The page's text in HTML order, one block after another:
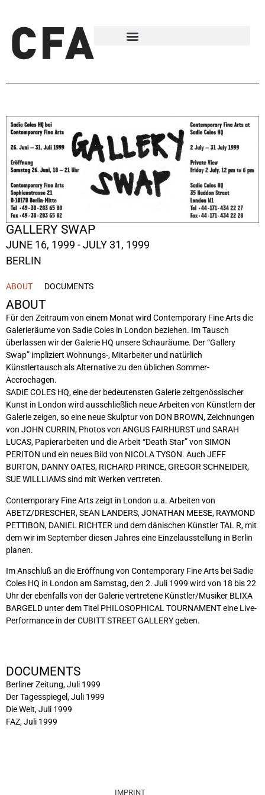
GALLERY SWAP
JUNE 16, 1999 - JULY 31, 1999
BERLIN
ABOUT DOCUMENTS
ABOUT
Für den Zeitraum von einem Monat wird Contemporary Fine Arts die
Galerieräume von Sadie Coles in London beziehen. Im Tausch
überlassen wir der Galerie HQ unsere Schauräume. Der “Gallery
Swap” impliziert Wohnungs-, Mitarbeiter und natürlich
Künstlertausch als Alternative zu den üblichen Sommer-
Accrochagen.
SADIE COLES HQ, eine der bedeutensten Galerie zeitgenössischer
Kunst in London wird ausschließlich neue Arbeiten von Künstlern der
Galerie zeigen, so eine neue Skulptur von DON BROWN, Zeichnungen
von JOHN CURRIN, Photos von ANGUS FAIRHURST und SARAH
LUCAS, Papierarbeiten und die Arbeit “Death Star” von SIMON
PERITON und ein neues Bild von NICOLA TYSON. Auch JEFF
BURTON, DANNY OATES, RICHARD PRINCE, GREGOR SCHNEIDER,
SUE WILLLIAMS sind mit Werken vertreten.
Contemporary Fine Arts zeigt in London u.a. Arbeiten von
ABETZ/DRESCHER, SEAN LANDERS, JONATHAN MEESE, RAYMOND
PETTIBON, DANIEL RICHTER und dem dänischen Künstler TAL R, mit
dem wir im September diesen Jahres eine Einzelausstellung in Berlin
planen.
Im Anschluß an die Eröffnung von Contemporary Fine Arts bei Sadie
Coles HQ in London am Samstag, den 2. Juli 1999 wird von 18 bis 22
Uhr der ebenfalls von der Galerie vertretene Künstler/Musiker BLIXA
BARGELD unter dem Titel PHILOSOPHICAL TOURNAMENT eine Live-
Performance in der CUBITT STREET GALLERY geben.
DOCUMENTS
Berliner Zeitung, Juli 1999
Der Tagesspiegel, Juli 1999
Die Welt, Juli 1999
FAZ, Juli 1999
IMPRINT